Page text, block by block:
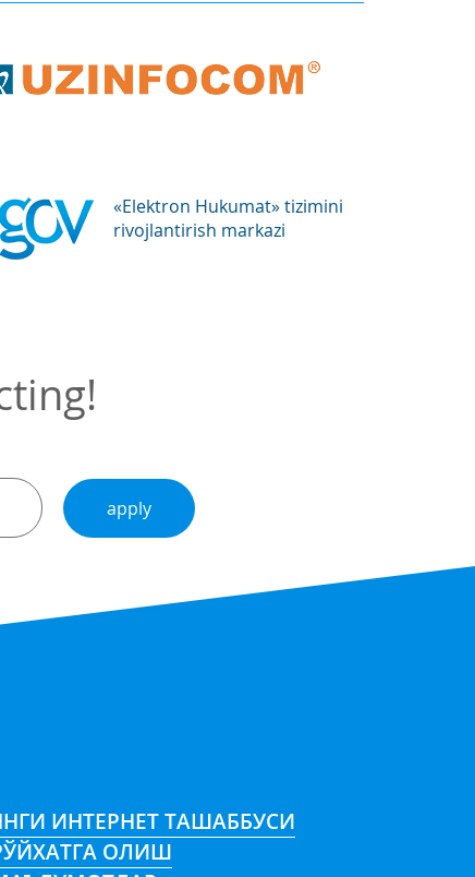
«Elektron Hukumat» tizimini
rivojlantirish markazi
apply
ИНТЕРНЕТ ТАШАББУСИ
ОЛИШ